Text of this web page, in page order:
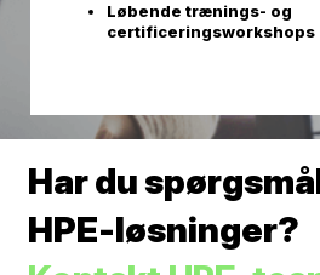
Løbende trænings- og
certificeringsworkshops
Har du
HPE-løsninger?